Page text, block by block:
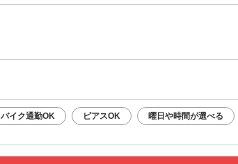
バイク通勤OK ピアスOK 曜日や時間が選べる